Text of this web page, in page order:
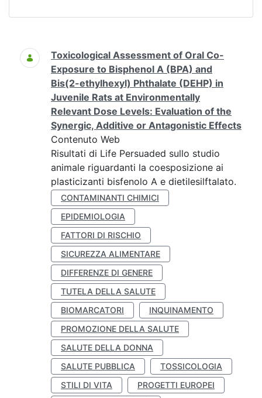
Ricerca
Toxicological Assessment of Oral Co-
Exposure to Bisphenol A (BPA) and
Bis(2-ethylhexyl) Phthalate (DEHP) in
Juvenile Rats at Environmentally
Relevant Dose Levels: Evaluation of the
Synergic, Additive or Antagonistic Effects
Contenuto Web
Risultati di Life Persuaded sullo studio
animale riguardanti la coesposizione ai
plasticizanti bisfenolo A e dietilesilftalato.
CONTAMINANTI CHIMICI
EPIDEMIOLOGIA
FATTORI DI RISCHIO
SICUREZZA ALIMENTARE
DIFFERENZE DI GENERE
TUTELA DELLA SALUTE
BIOMARCATORI
INQUINAMENTO
PROMOZIONE DELLA SALUTE
SALUTE DELLA DONNA
SALUTE PUBBLICA
TOSSICOLOGIA
STILI DI VITA
PROGETTI EUROPEI